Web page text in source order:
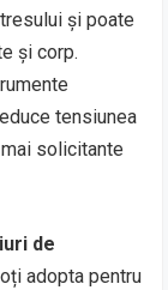
și poate
și corp.
tensiunea
solicitante
de
adopta pentru